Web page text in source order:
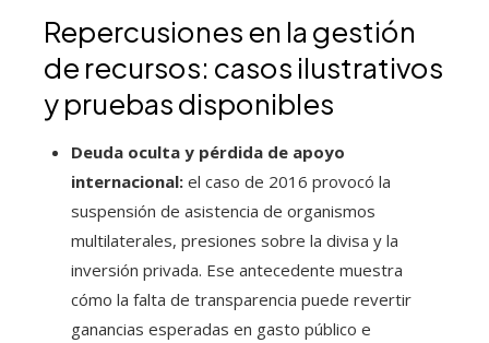
Repercusiones en la gestión
de recursos: casos ilustrativos
y pruebas disponibles
Deuda oculta y pérdida de apoyo
internacional: el caso de 2016 provocó la
suspensión de asistencia de organismos
multilaterales, presiones sobre la divisa y la
inversión privada. Ese antecedente muestra
cómo la falta de transparencia puede revertir
ganancias esperadas en gasto público e